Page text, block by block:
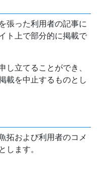
張った利用者の記事に
ト上で部分的に掲載で
し立てることができ、
載を中止するものとし
拓および利用者のコメ
します。